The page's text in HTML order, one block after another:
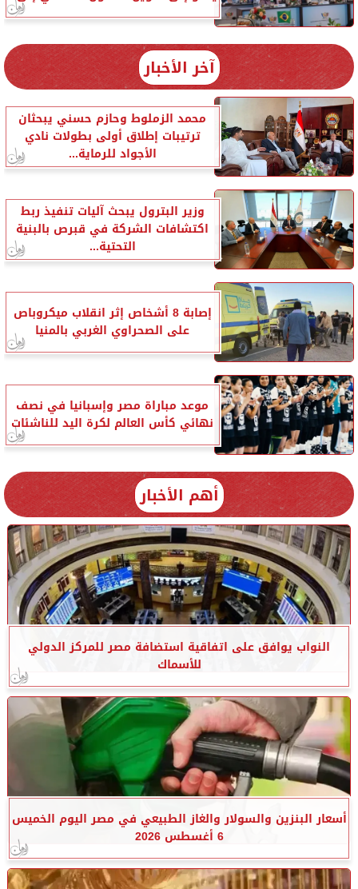
آخر الأخبار
محمد الزملوط وحازم حسني يبحثان
ترتيبات إطلاق أولى بطولات نادي
الأجواد للرماية...
وزير البترول يبحث آليات تنفيذ ربط
اكتشافات الشركة في قبرص بالبنية
التحتية...
إصابة 8 أشخاص إثر انقلاب ميكروباص
على الصحراوي الغربي بالمنيا
موعد مباراة مصر وإسبانيا في نصف
نهائي كأس العالم لكرة اليد للناشئات
أهم الأخبار
النواب يوافق على اتفاقية استضافة مصر للمركز الدولي
للأسماك
أسعار البنزين والسولار والغاز الطبيعي في مصر اليوم الخميس
6 أغسطس 2026